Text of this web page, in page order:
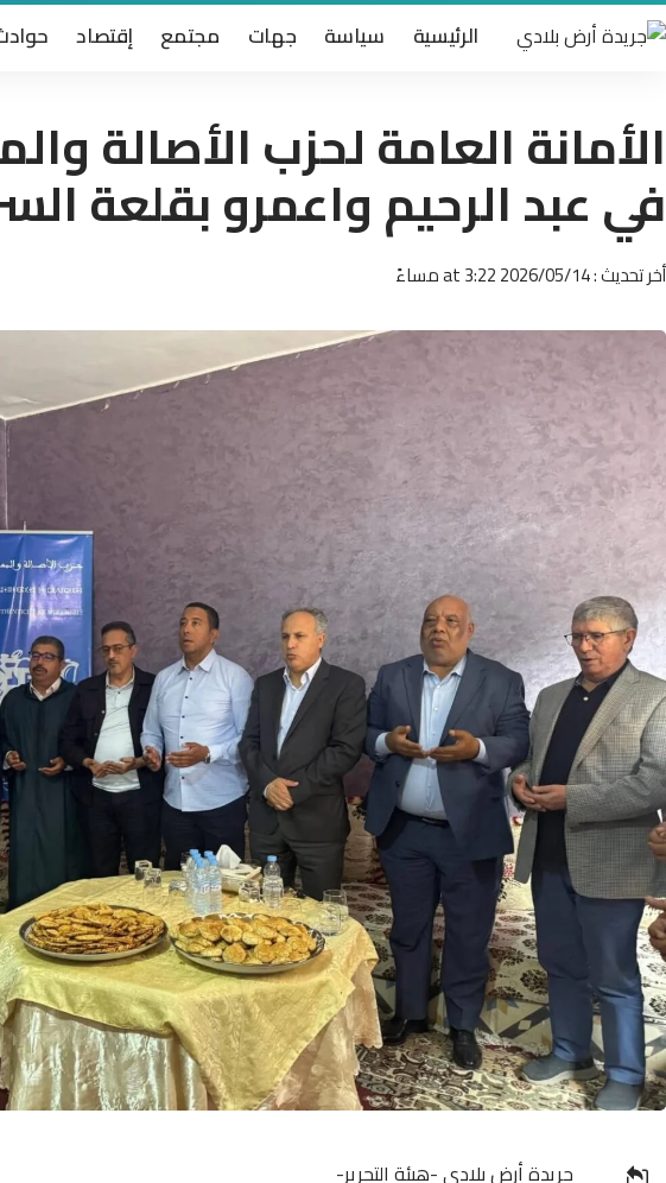
الرئيسية سياسة جهات مجتمع إقتصاد
الأمانة العامة لحزب الأصالة
في عبد الرحيم واعمرو بقلعة
أخر تحديث : 2026/05/14 at 3:22 مساءً
جريدة أرض بلادي -هيئة التحرير-